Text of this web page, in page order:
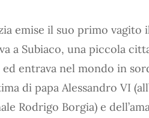
emise il suo primo vagito
a Subiaco, una piccola
ed entrava nel mondo in
di papa Alessandro VI
Rodrigo Borgia) e